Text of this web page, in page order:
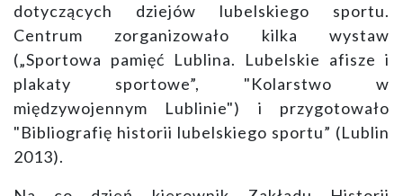
dotyczących dziejów lubelskiego sportu.
Centrum zorganizowało kilka wystaw
(„Sportowa pamięć Lublina. Lubelskie afisze i
plakaty sportowe”, "Kolarstwo w
międzywojennym Lublinie") i przygotowało
"Bibliografię historii lubelskiego sportu” (Lublin
2013).